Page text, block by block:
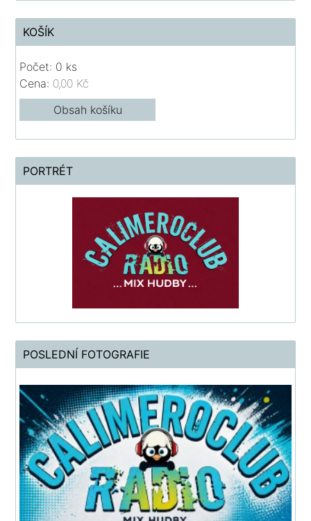
KOŠÍK
Počet: 0 ks
Cena: 0,00 Kč
Obsah košíku
PORTRÉT
POSLEDNÍ FOTOGRAFIE